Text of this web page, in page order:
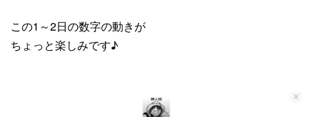
この1～2日の数字の動きが
ちょっと楽しみです♪